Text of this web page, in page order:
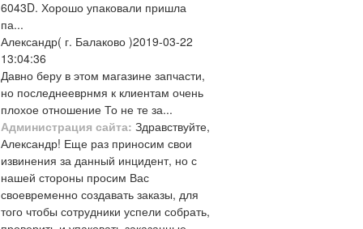
6043D. Хорошо упаковали пришла
па...
Александр( г. Балаково )2019-03-22
13:04:36
Давно беру в этом магазине запчасти,
но последнееврнмя к клиентам очень
плохое отношение То не те за...
Администрация сайта: Здравствуйте,
Александр! Еще раз приносим свои
извинения за данный инцидент, но с
нашей стороны просим Вас
своевременно создавать заказы, для
того чтобы сотрудники успели собрать,